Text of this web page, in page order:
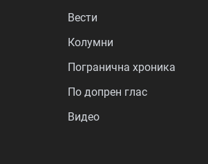
Вести
Колумни
Погранична хроника
По допрен глас
Видео